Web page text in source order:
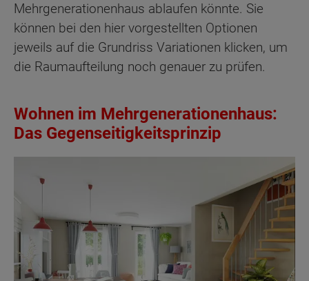
Mehrgenerationenhaus ablaufen könnte. Sie
können bei den hier vorgestellten Optionen
jeweils auf die Grundriss Variationen klicken, um
die Raumaufteilung noch genauer zu prüfen.
Wohnen im Mehrgenerationenhaus:
Das Gegenseitigkeitsprinzip